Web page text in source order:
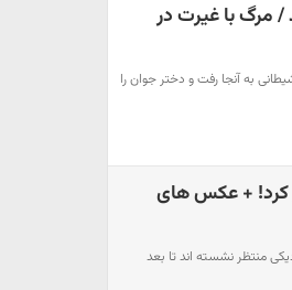
/ مرگ با غیرت در
به آنجا رفت و دختر جوان را
کرد! + عکس های
منتظر نشسته اند تا بعد